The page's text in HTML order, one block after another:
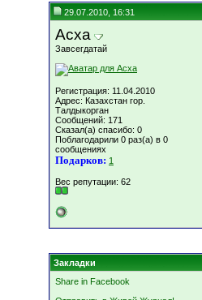
29.07.2010, 16:31
Асха
Завсегдатай
Регистрация: 11.04.2010
Адрес: Казахстан гор.
Талдыкорган
Сообщений: 171
Сказал(а) спасибо: 0
Поблагодарили 0 раз(а) в 0
сообщениях
Подарков: 1
Вес репутации: 62
Закладки
Share in Facebook